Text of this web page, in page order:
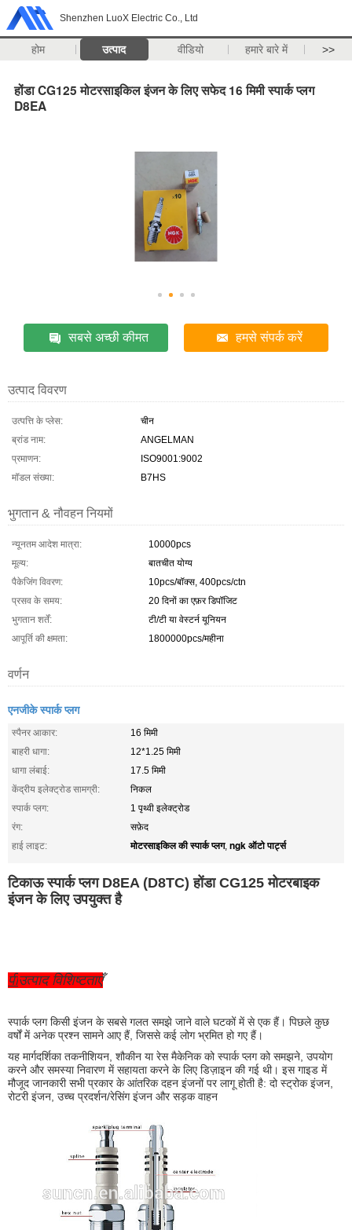
Shenzhen LuoX Electric Co., Ltd
होम उत्पाद वीडियो हमारे बारे में >>
होंडा CG125 मोटरसाइकिल इंजन के लिए सफेद 16 मिमी स्पार्क प्लग
D8EA
सबसे अच्छी कीमत हमसे संपर्क करें
उत्पाद विवरण
उत्पत्ति के प्लेस:
चीन
ब्रांड नाम:
ANGELMAN
प्रमाणन:
ISO9001:9002
मॉडल संख्या:
B7HS
भुगतान & नौवहन नियमों
न्यूनतम आदेश मात्रा:
10000pcs
मूल्य:
बातचीत योग्य
पैकेजिंग विवरण:
10pcs/बॉक्स, 400pcs/ctn
प्रसव के समय:
20 दिनों का एफ़र डिपॉजिट
भुगतान शर्तें:
टी/टी या वेस्टर्न यूनियन
आपूर्ति की क्षमता:
1800000pcs/महीना
वर्णन
एनजीके स्पार्क प्लग
स्पैनर आकार:
16 मिमी
बाहरी धागा:
12*1.25 मिमी
धागा लंबाई:
17.5 मिमी
केंद्रीय इलेक्ट्रोड सामग्री:
निकल
स्पार्क प्लग:
1 पृथ्वी इलेक्ट्रोड
रंग:
सफ़ेद
हाई लाइट:
मोटरसाइकिल की स्पार्क प्लग, ngk ऑटो पार्ट्स
टिकाऊ स्पार्क प्लग D8EA (D8TC) होंडा CG125 मोटरबाइक
इंजन के लिए उपयुक्त है
पीउत्पाद विशिष्टताएँ
स्पार्क प्लग किसी इंजन के सबसे गलत समझे जाने वाले घटकों में से एक हैं। पिछले कुछ
वर्षों में अनेक प्रश्न सामने आए हैं, जिससे कई लोग भ्रमित हो गए हैं।
यह मार्गदर्शिका तकनीशियन, शौकीन या रेस मैकेनिक को स्पार्क प्लग को समझने, उपयोग
करने और समस्या निवारण में सहायता करने के लिए डिज़ाइन की गई थी। इस गाइड में
मौजूद जानकारी सभी प्रकार के आंतरिक दहन इंजनों पर लागू होती है: दो स्ट्रोक इंजन,
रोटरी इंजन, उच्च प्रदर्शन/रेसिंग इंजन और सड़क वाहन